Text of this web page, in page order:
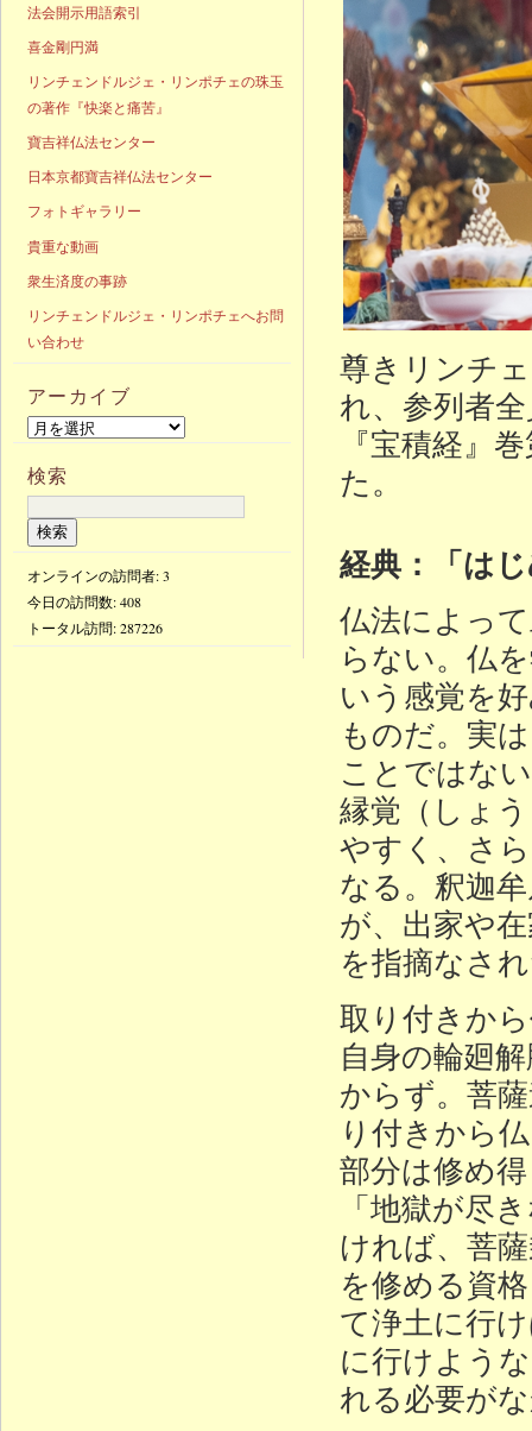
尊きリンチ
れ、参列者
『宝積経』
た。
経典：「は
仏法によっ
らない。仏
いう感覚を
ものだ。実
ことではな
縁覚（しょ
やすく、さ
なる。釈迦
が、出家や
を指摘なさ
取り付きか
自身の輪廻
からず。菩
り付きから
部分は修め
「地獄が尽
ければ、菩
を修める資
て浄土に行
に行けよう
れる必要が
法会開示用語索引
喜金剛円満
リンチェンドルジェ・リンポチェの珠玉
の著作『快楽と痛苦』
寶吉祥仏法センター
日本京都寶吉祥仏法センター
フォトギャラリー
貴重な動画
衆生済度の事跡
リンチェンドルジェ・リンポチェへお問
い合わせ
アーカイブ
検索
オンラインの訪問者: 3
今日の訪問数:408
トータル訪問:287226